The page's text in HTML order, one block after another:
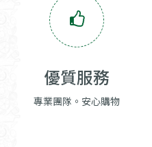
優質服務
專業團隊。安心購物